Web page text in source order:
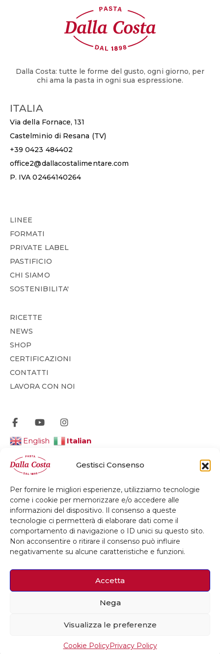
Gestisci Consenso
Per fornire le migliori esperienze, utilizziamo tecnologie
come i cookie per memorizzare e/o accedere alle
informazioni del dispositivo. Il consenso a queste
tecnologie ci permetterà di elaborare dati come il
comportamento di navigazione o ID unici su questo sito.
Non acconsentire o ritirare il consenso può influire
negativamente su alcune caratteristiche e funzioni.
Accetta
Nega
Visualizza le preferenze
Cookie PolicyPrivacy Policy
Dalla Costa: tutte le forme del gusto, ogni giorno, per
chi ama la pasta in ogni sua espressione.
ITALIA
Via della Fornace, 131
Castelminio di Resana (TV)
+39 0423 484402
office2@dallacostalimentare.com
P. IVA 02464140264
LINEE
FORMATI
PRIVATE LABEL
PASTIFICIO
CHI SIAMO
SOSTENIBILITA'
RICETTE
NEWS
SHOP
CERTIFICAZIONI
CONTATTI
LAVORA CON NOI
English Italian
© 2026 Dalla Costa Alimentare Srl
Privacy Policy Cookie Policy Credits
Whistleblowing Accessibilità